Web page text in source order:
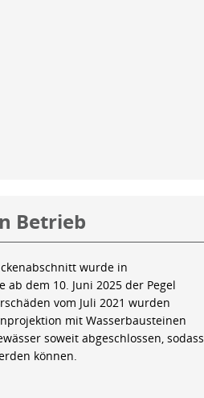
Betrieb
wurde in
dem 10. Juni 2025 der Pegel
vom Juli 2021 wurden
mit Wasserbausteinen
soweit abgeschlossen, sodass
können.